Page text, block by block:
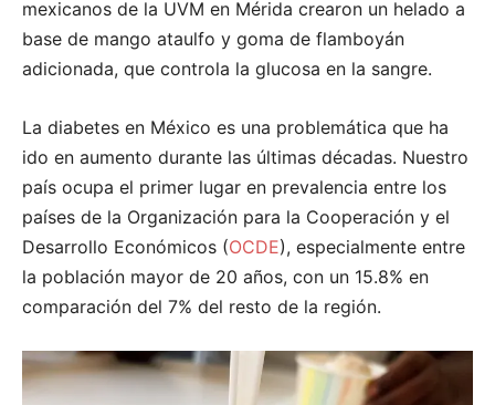
mexicanos de la UVM en Mérida crearon un helado a
base de mango ataulfo y goma de flamboyán
adicionada, que controla la glucosa en la sangre.
La diabetes en México es una problemática que ha
ido en aumento durante las últimas décadas. Nuestro
país ocupa el primer lugar en prevalencia entre los
países de la Organización para la Cooperación y el
Desarrollo Económicos (OCDE), especialmente entre
la población mayor de 20 años, con un 15.8% en
comparación del 7% del resto de la región.